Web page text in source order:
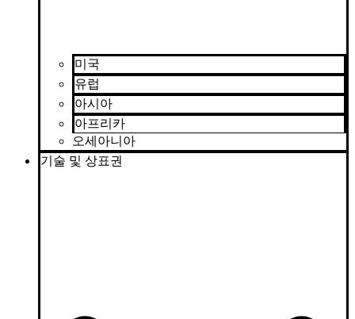
미국
유럽
아시아
아프리카
오세아니아
기술 및 상표권